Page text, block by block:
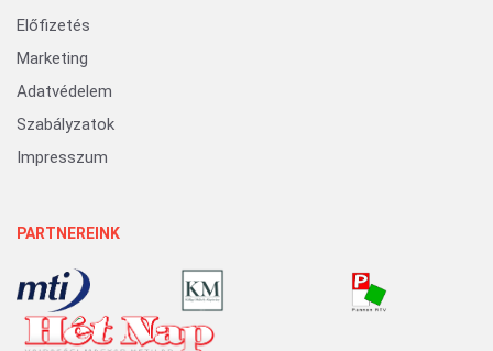
Előfizetés
Marketing
Adatvédelem
Szabályzatok
Impresszum
PARTNEREINK